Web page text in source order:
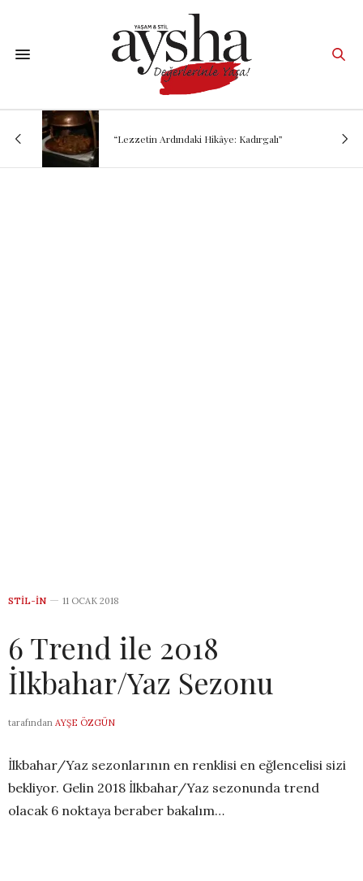
“Lezzetin Ardındaki Hikâye: Kadırgalı”
STIL-IN 11 OCAK 2018
6 Trend ile 2018
İlkbahar/Yaz Sezonu
tarafından AYŞE ÖZGÜN
İlkbahar/Yaz sezonlarının en renklisi en eğlencelisi sizi
bekliyor. Gelin 2018 İlkbahar/Yaz sezonunda trend
olacak 6 noktaya beraber bakalım…